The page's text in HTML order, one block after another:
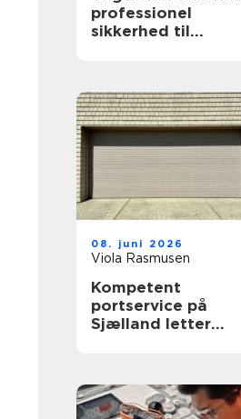
professionel
sikkerhed til
08. juni 2026
Viola Rasmusen
Kompetent
portservice på
Sjælland letter